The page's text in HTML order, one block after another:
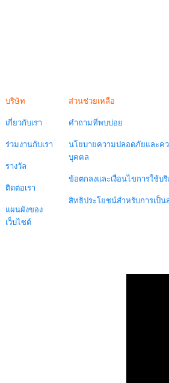
บริษัท
เกี่ยวกับเรา
ร่วมงานกับเรา
รางวัล
ติดต่อเรา
แผนผังของ
เว็บไซต์
ส่วนช่วยเหลือ
คำถามที่พบบ่อย
นโยบายความปลอดภัยและค
บุคคล
ข้อตกลงและเงื่อนไขการใช้บ
สิทธิประโยชน์สำหรับการเป็น